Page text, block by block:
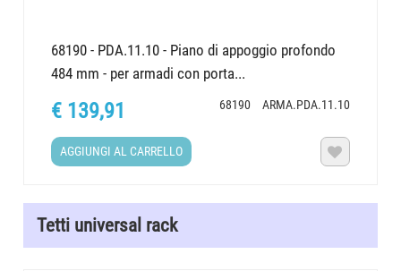
68190 - PDA.11.10 - Piano di appoggio profondo
484 mm - per armadi con porta...
68190 ARMA.PDA.11.10
€ 139,91
AGGIUNGI AL CARRELLO 
Tetti universal rack